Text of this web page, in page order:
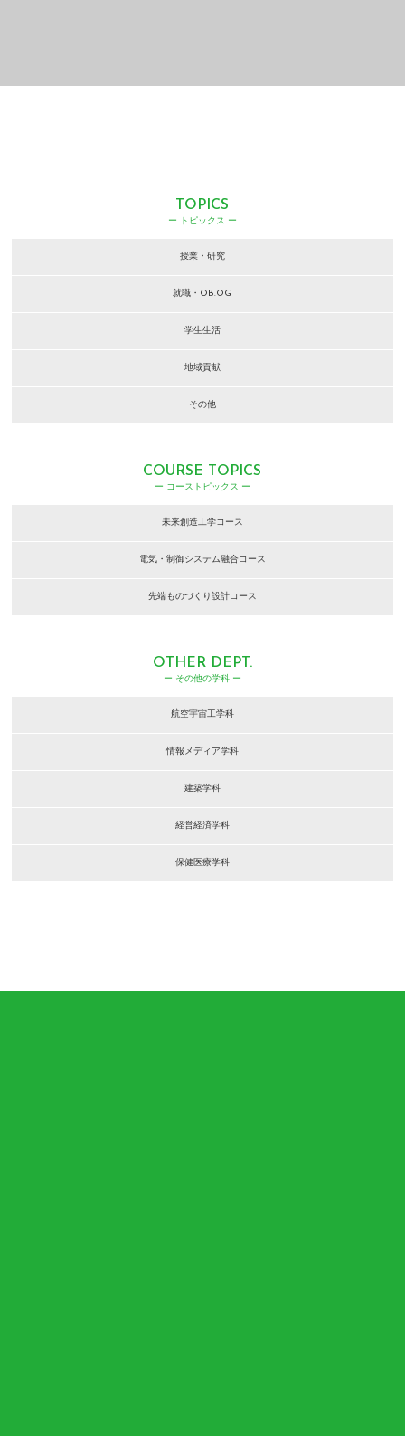
TOPICS
ー トピックス ー
授業・研究
就職・OB.OG
学生生活
地域貢献
その他
COURSE TOPICS
ー コーストピックス ー
未来創造工学コース
電気・制御システム融合コース
先端ものづくり設計コース
OTHER DEPT.
ー その他の学科 ー
航空宇宙工学科
情報メディア学科
建築学科
経営経済学科
保健医療学科